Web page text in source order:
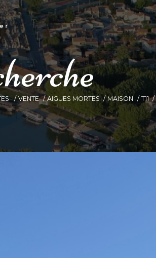
herche
VENTE AIGUES MORTES MAISON T11